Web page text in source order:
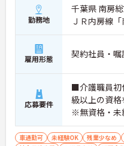
勤務地
千葉県 南房
ＪＲ内房線
雇用形態 契約社員・嘱
応募要件
■介護職員初
級以上の資
※無資格・未
転免許（AT
車通勤可 未経験OK 残業少なめ